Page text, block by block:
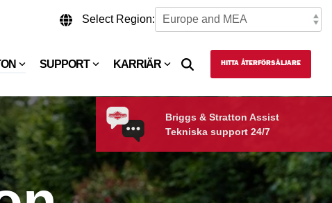
Select Region:
SUPPORT KARRIÄR HITTA ÅTERFÖRSÄLJARE
Briggs & Stratton Assist
Tekniska support 24/7